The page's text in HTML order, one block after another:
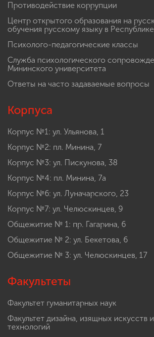
Противодействие коррупции
Центр открытого образования на
обучения русскому языку в
Психолого-педагогические классы
Служба психологического
Мининского университета
Ответы на часто задаваемые вопросы
Корпуса
Корпус №1: ул. Ульянова, 1
Корпус №2: пл. Минина, 7
Корпус №3: ул. Пискунова, 38
Корпус №4: пл. Минина, 7а
Корпус №6: ул. Луначарского, 23
Корпус №7: ул. Челюскинцев, 9
Общежитие № 1: пр. Гагарина, 6
Общежитие № 2: ул. Бекетова, 6
Общежитие № 3: ул. Челюскинцев, 17
Факультеты
Факультет гуманитарных наук
Факультет дизайна, изящных искусств
технологий